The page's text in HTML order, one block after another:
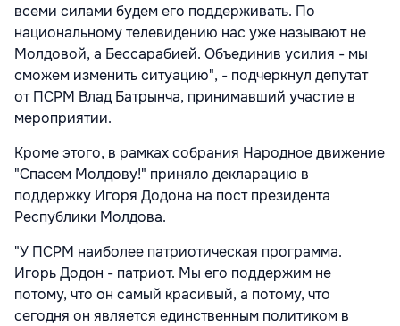
всеми силами будем его поддерживать. По
национальному телевидению нас уже называют не
Молдовой, а Бессарабией. Объединив усилия - мы
сможем изменить ситуацию", - подчеркнул депутат
от ПСРМ Влад Батрынча, принимавший участие в
мероприятии.
Кроме этого, в рамках собрания Народное движение
"Спасем Молдову!" приняло декларацию в
поддержку Игоря Додона на пост президента
Республики Молдова.
"У ПСРМ наиболее патриотическая программа.
Игорь Додон - патриот. Мы его поддержим не
потому, что он самый красивый, а потому, что
сегодня он является единственным политиком в